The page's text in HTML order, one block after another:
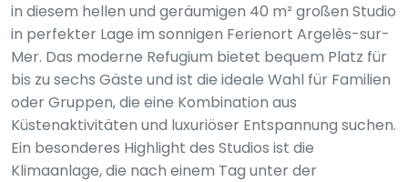
in diesem hellen und geräumigen 40 m² großen Studio
in perfekter Lage im sonnigen Ferienort Argelès-sur-
Mer. Das moderne Refugium bietet bequem Platz für
bis zu sechs Gäste und ist die ideale Wahl für Familien
oder Gruppen, die eine Kombination aus
Küstenaktivitäten und luxuriöser Entspannung suchen.
Ein besonderes Highlight des Studios ist die
Klimaanlage, die nach einem Tag unter der